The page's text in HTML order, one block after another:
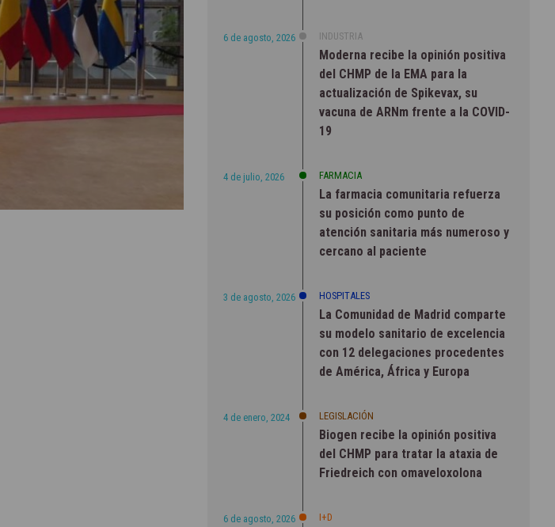
6 de agosto, 2026 INDUSTRIA
Moderna recibe la opinión positiva
del CHMP de la EMA para la
actualización de Spikevax, su
vacuna de ARNm frente a la COVID-
19
4 de julio, 2026 FARMACIA
La farmacia comunitaria refuerza
su posición como punto de
atención sanitaria más numeroso y
cercano al paciente
3 de agosto, 2026 HOSPITALES
La Comunidad de Madrid comparte
su modelo sanitario de excelencia
con 12 delegaciones procedentes
de América, África y Europa
4 de enero, 2024 LEGISLACIÓN
Biogen recibe la opinión positiva
del CHMP para tratar la ataxia de
Friedreich con omaveloxolona
6 de agosto, 2026 I+D